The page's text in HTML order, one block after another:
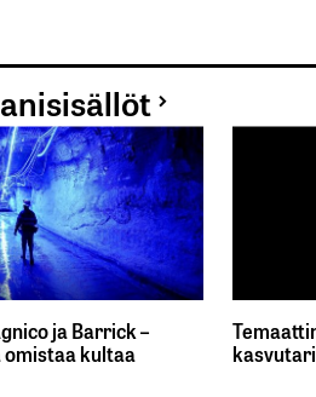
ja Barrick –
kultaa